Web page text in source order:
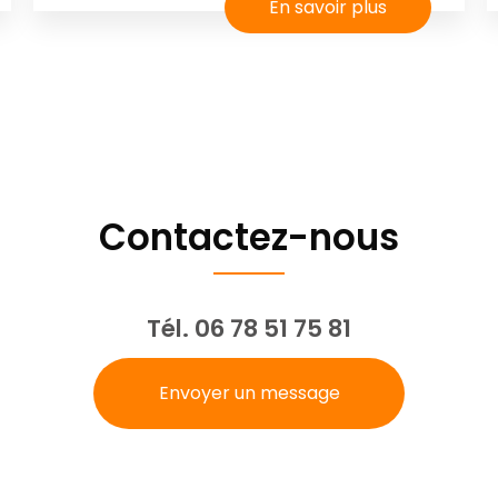
En savoir plus
Contactez-nous
Tél. 06 78 51 75 81
Envoyer un message